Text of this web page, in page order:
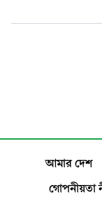
আমার দেশ
গোপনীয়তা